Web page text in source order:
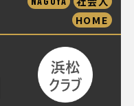
HOME